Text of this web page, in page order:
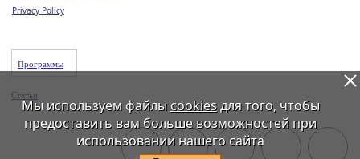
Privacy Policy
Программы
Статьи
Мы используем файлы cookiesдля того, чтобы
предоставить вам больше возможностей при
использовании нашего сайта